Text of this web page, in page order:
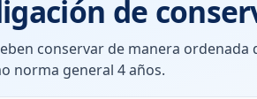
de
conservar de manera ordenada
norma general 4 años.